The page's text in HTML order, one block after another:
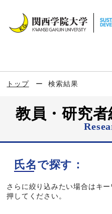
トップ 検索結果
教員・研究
氏名で探す：
さらに絞り込みたい場合はキ
押してください。